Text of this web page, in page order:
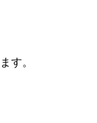
す。